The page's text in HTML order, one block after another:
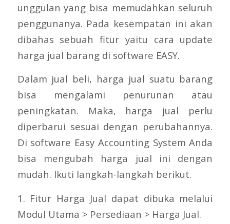
unggulan yang bisa memudahkan seluruh
penggunanya. Pada kesempatan ini akan
dibahas sebuah fitur yaitu cara update
harga jual barang di software EASY.
Dalam jual beli, harga jual suatu barang
bisa mengalami penurunan atau
peningkatan. Maka, harga jual perlu
diperbarui sesuai dengan perubahannya.
Di software Easy Accounting System Anda
bisa mengubah harga jual ini dengan
mudah. Ikuti langkah-langkah berikut.
1. Fitur Harga Jual dapat dibuka melalui
Modul Utama > Persediaan > Harga Jual.